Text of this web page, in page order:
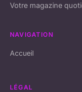
Votre magazine
NAVIGATION
Accueil
LÉGAL